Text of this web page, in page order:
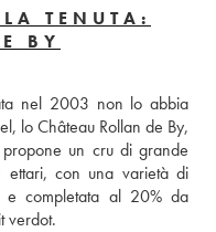
TENUTA:
BY
nel 2003 non lo abbia
lo Château Rollan de By,
un cru di grande
ettari, con una varietà di
e completata al 20% da
verdot.